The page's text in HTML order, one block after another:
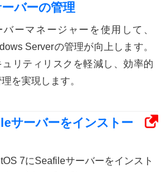
バーの管理
バーマネージャーを使用して、
Serverの管理が向上します。
ュリティリスクを軽減し、効率的
を実現します。
サーバーをインストー
7にSeafileサーバーをインスト